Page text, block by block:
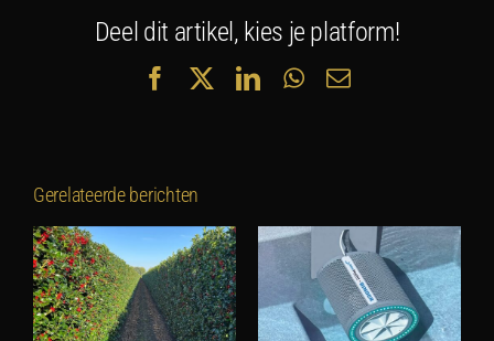
Deel dit artikel, kies je platform!
FacebookLinkedInWhatsApp
E-
Gerelateerde berichten